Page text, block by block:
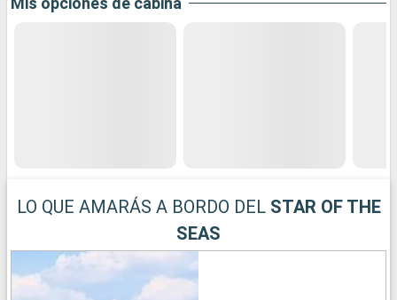
LO QUE AMARÁS A BORDO DEL STAR OF THE
SEAS